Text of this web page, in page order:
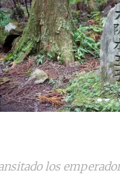
los